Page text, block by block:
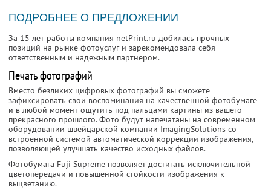
ПОДРОБНЕЕ О ПРЕДЛОЖЕНИИ
За 15 лет работы компания netPrint.ru добилась прочных
позиций на рынке фотоуслуг и зарекомендовала себя
ответственным и надежным партнером.
Печать фотографий
Вместо безликих цифровых фотографий вы сможете
зафиксировать свои воспоминания на качественной фотобумаге
и в любой момент ощутить под пальцами картины из вашего
прекрасного прошлого. Фото будут напечатаны на современном
оборудовании швейцарской компании ImagingSolutions со
встроенной системой автоматической коррекции изображения,
позволяющей улучшать качество исходных файлов.
Фотобумага Fuji Supreme позволяет достигать исключительной
цветопередачи и повышенной стойкости изображения к
выцветанию.